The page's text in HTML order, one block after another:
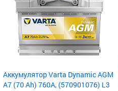
Аккумулятор Varta Dynamic AGM
A7 (70 Ah) 760A, (570901076) L3